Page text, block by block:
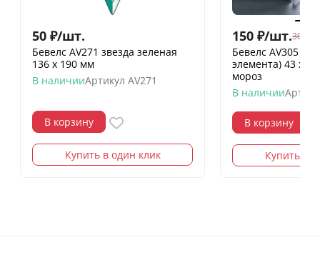
50 ₽/шт.
Бевелс AV271 звезда зеленая
136 х 190 мм
В наличииАртикул AV271
В корзину
Купить в один клик
150 ₽/шт.300
Бевелс AV305
элемента) 43 х
мороз
В наличии
В корзину
Купить в